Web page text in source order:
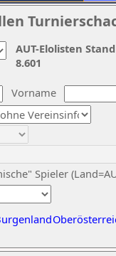
Vorname
Spieler
AUT-Elolisten
8.601